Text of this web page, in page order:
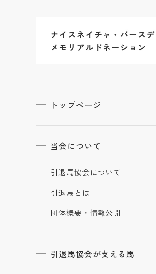
トップページ
当会について
引退馬協会について
引退馬とは
団体概要・情報公開
引退馬協会が支える馬